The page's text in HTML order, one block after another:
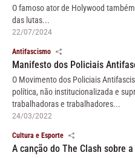
O famoso ator de Holywood
das lutas...
22/07/2024
Antifascismo
Manifesto dos Policiais
O Movimento dos Policiais
política, não institucionalizada e
trabalhadoras e trabalhadores...
24/03/2022
Cultura e Esporte
A canção do The Clash sobre